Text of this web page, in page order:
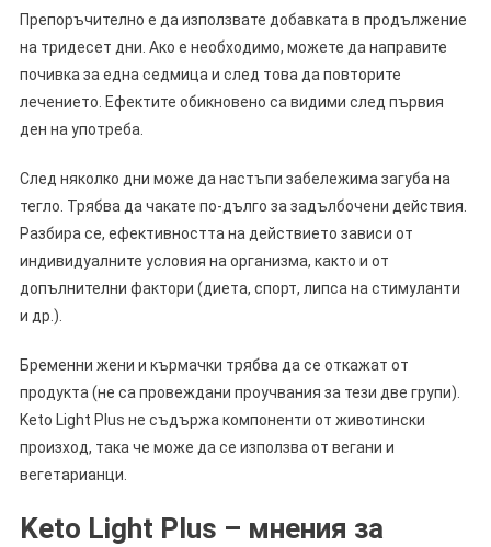
Препоръчително е да използвате добавката в продължение
на тридесет дни. Ако е необходимо, можете да направите
почивка за една седмица и след това да повторите
лечението. Ефектите обикновено са видими след първия
ден на употреба.
След няколко дни може да настъпи забележима загуба на
тегло. Трябва да чакате по-дълго за задълбочени действия.
Разбира се, ефективността на действието зависи от
индивидуалните условия на организма, както и от
допълнителни фактори (диета, спорт, липса на стимуланти
и др.).
Бременни жени и кърмачки трябва да се откажат от
продукта (не са провеждани проучвания за тези две групи).
Keto Light Plus не съдържа компоненти от животински
произход, така че може да се използва от вегани и
вегетарианци.
Keto Light Plus – мнения за